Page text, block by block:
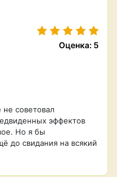
Оценка: 5
советовал
эффектов
Но я бы
до свидания на всякий